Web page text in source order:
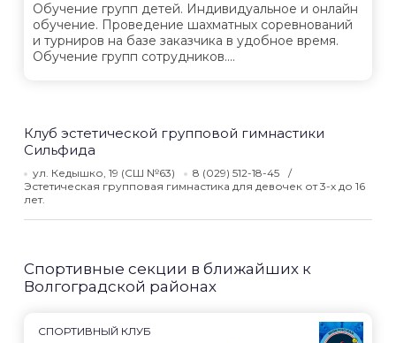
Обучение групп детей. Индивидуальное и онлайн
обучение. Проведение шахматных соревнований
и турниров на базе заказчика в удобное время.
Обучение групп сотрудников....
Клуб эстетической групповой гимнастики
Сильфида
ул. Кедышко, 19 (СШ №63)
8 (029) 512-18-45
Эстетическая групповая гимнастика для девочек от 3-х до 16
лет.
Спортивные секции в ближайших к
Волгоградской районах
СПОРТИВНЫЙ КЛУБ